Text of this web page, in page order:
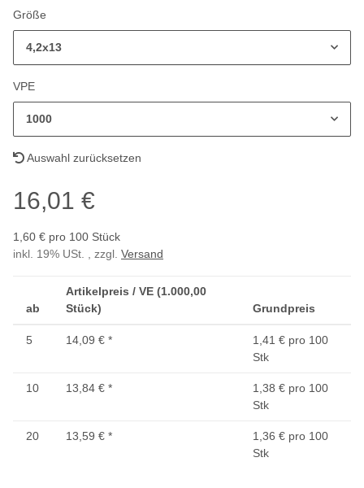
Größe
4,2x13
VPE
1000
Auswahl zurücksetzen
16,01 €
1,60 € pro 100 Stück
inkl. 19% USt. , zzgl. Versand
ab
Artikelpreis / VE (1.000,00
Stück)
Grundpreis
5 14,09 € *
1,41 € pro 100
Stk
10 13,84 € *
1,38 € pro 100
Stk
20 13,59 € *
1,36 € pro 100
Stk